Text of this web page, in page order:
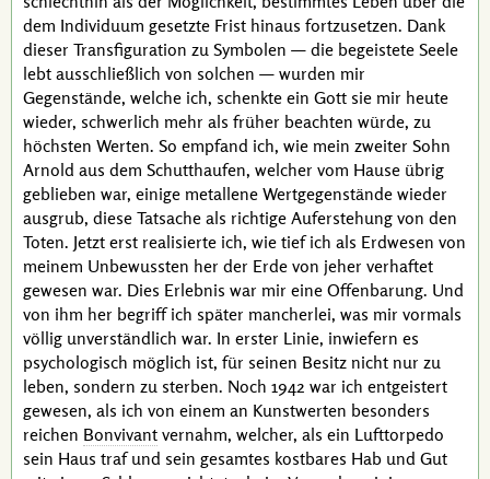
dem Individuum gesetzte Frist hinaus fortzusetzen. Dank
dieser Transfiguration zu Symbolen — die begeistete Seele
lebt ausschließlich von solchen — wurden mir
Gegenstände, welche ich, schenkte ein Gott sie mir heute
wieder, schwerlich mehr als früher beachten würde, zu
höchsten Werten. So empfand ich, wie mein zweiter Sohn
Arnold aus dem Schutthaufen, welcher vom Hause übrig
geblieben war, einige metallene Wertgegenstände wieder
ausgrub, diese Tatsache als richtige Auferstehung von den
Toten. Jetzt erst realisierte ich, wie tief ich als Erdwesen von
meinem Unbewussten her der Erde von jeher verhaftet
gewesen war. Dies Erlebnis war mir eine Offenbarung. Und
von ihm her begriff ich später mancherlei, was mir vormals
völlig unverständlich war. In erster Linie, inwiefern es
psychologisch möglich ist, für seinen Besitz nicht nur zu
leben, sondern zu sterben. Noch 1942 war ich entgeistert
gewesen, als ich von einem an Kunstwerten besonders
reichen Bonvivant vernahm, welcher, als ein Lufttorpedo
sein Haus traf und sein gesamtes kostbares Hab und Gut